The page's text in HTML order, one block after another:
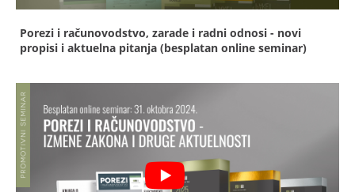
Porezi i računovodstvo, zarade i radni odnosi - novi
propisi i aktuelna pitanja (besplatan online seminar)